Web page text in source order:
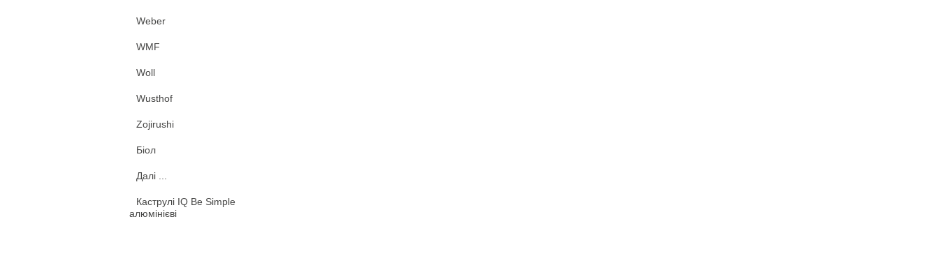
Weber
WMF
Woll
Wusthof
Zojirushi
Біол
Далі ...
Каструлі IQ Be Simple
алюмінієві